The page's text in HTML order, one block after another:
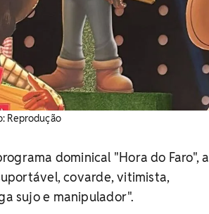
Reprodução
dominical "Hora do Faro", a
covarde, vitimista,
sujo e manipulador".